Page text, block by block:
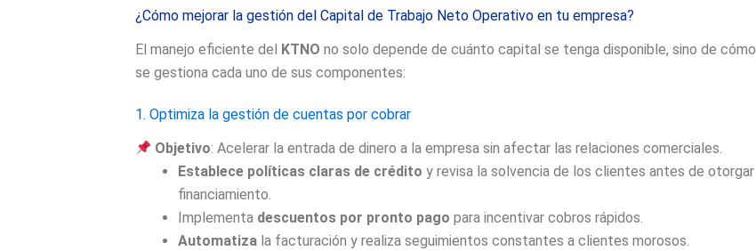
¿Cómo mejorar la gestión del Capital de Trabajo Neto Operativo en tu empresa?
El manejo eficiente del
KTNO no solo depende de cuánto capital se tenga disponible, sino de cómo
se gestiona cada uno de sus componentes:
1. Optimiza la gestión de cuentas por cobrar
Objetivo: Acelerar la entrada de dinero a la empresa sin afectar las relaciones comerciales.
Establece políticas claras de crédito y revisa la solvencia de los clientes antes de otorgar
financiamiento.
Implementa descuentos por pronto pago para incentivar cobros rápidos.
Automatiza la facturación y realiza seguimientos constantes a clientes morosos.